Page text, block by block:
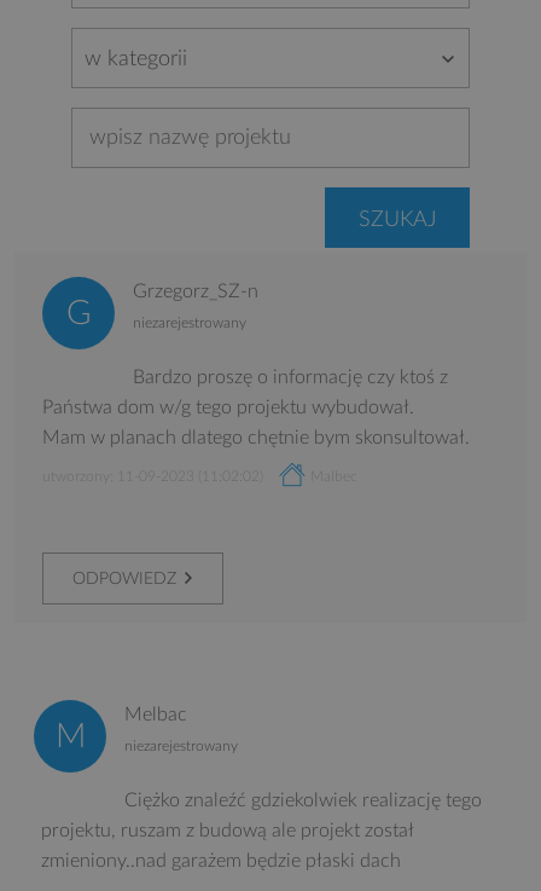
w kategorii
Grzegorz_SZ-n
niezarejestrowany
Bardzo proszę o informację czy ktoś z
Państwa dom w/g tego projektu wybudował.
Mam w planach dlatego chętnie bym skonsultował.
utworzony: 11-09-2023 (11:02:02)
ODPOWIEDZ
Melbac
niezarejestrowany
Ciężko znaleźć gdziekolwiek realizację tego
projektu, ruszam z budową ale projekt został
zmieniony..nad garażem będzie płaski dach